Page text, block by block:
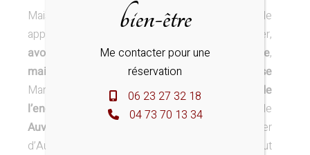
Maison des champs de lafamille Tixier
, elle
appartient à la
, à Pierre Tixier,
avocat
, subdélégué del’intendant d’Auvergne,
maire de Clermont-Ferrandet à son
épouse
Marie-Thérèse Verdier, égalementpropriétaires de
l’enclos de Fontgièveaux portes de la capitale
Auvergnate
. La petite-fille du couple, Jenny Tixier
d’Aubeyrat porte le domaine par mariage au début
bien-être
Me contacter pour une
réservation
06 23 27 32 18
04 73 70 13 34